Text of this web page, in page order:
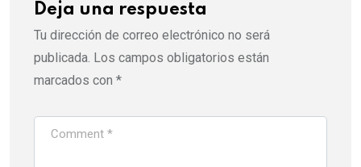
Deja una respuesta
Tu dirección de correo electrónico no será
publicada. Los campos obligatorios están
marcados con *